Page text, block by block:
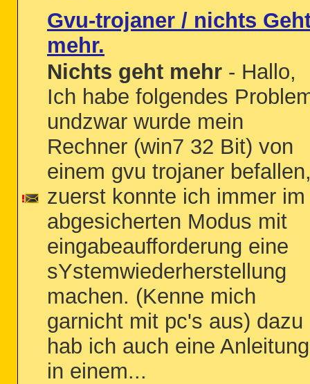
Gvu-trojaner / nichts
mehr.
Nichts geht mehr - Hallo,
Ich habe folgendes
undzwar wurde mein
Rechner (win7 32 Bit) von
einem gvu trojaner
zuerst konnte ich immer im
abgesicherten Modus mit
eingabeaufforderung eine
sYstemwiederherstellung
machen. (Kenne mich
garnicht mit pc's aus) dazu
hab ich auch eine Anleitung
in einem...